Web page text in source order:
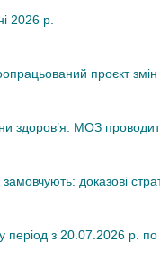
2026 р.
проєкт змін
здоров’я: МОЗ
доказові
з 20.07.2026 р. по